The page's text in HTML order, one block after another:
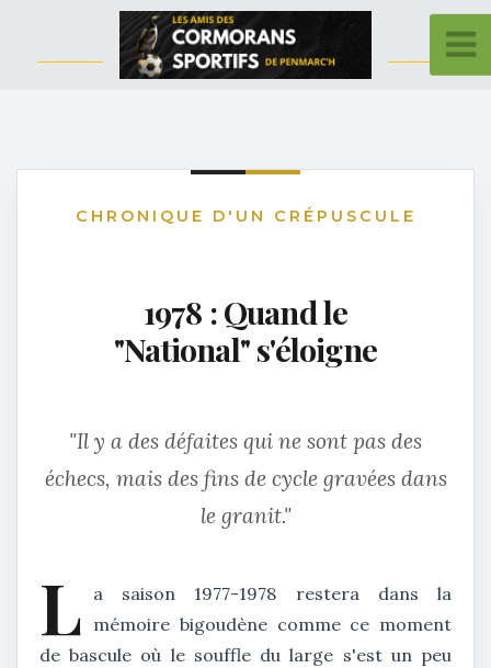
CHRONIQUE D'UN CRÉPUSCULE
1978 : Quand le
"National" s'éloigne
"Il y a des défaites qui ne sont pas des
échecs, mais des fins de cycle gravées dans
le granit."
L a saison 1977-1978 restera dans la
mémoire bigoudène comme ce moment
de bascule où le souffle du large s'est un peu